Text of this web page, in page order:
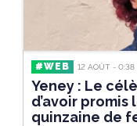
#WEB 12 AOÛT - 0:38
Yeney : Le
d’avoir promis
quinzaine de